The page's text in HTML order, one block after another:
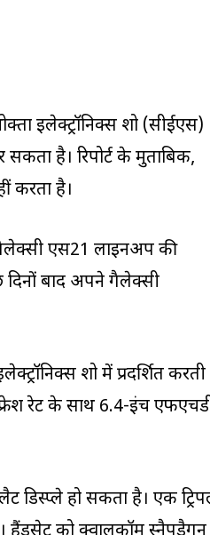
इलेक्ट्रॉनिक्स शो (सीईएस)
है। रिपोर्ट के मुताबिक,
करता है।
एस21 लाइनअप की
दिनों बाद अपने गैलेक्सी
शो में प्रदर्शित करती
रेट के साथ 6.4-इंच
डिस्प्ले हो सकता है। एक